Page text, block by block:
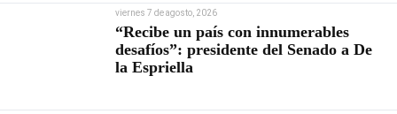
viernes 7 de agosto, 2026
“Recibe un país con innumerables
desafíos”: presidente del Senado a De
la Espriella